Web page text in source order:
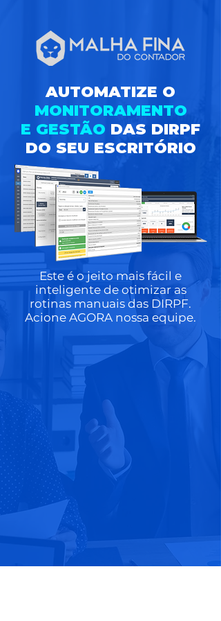
AUTOMATIZE O
MONITORAMENTO
E GESTÃO DAS DIRPF
DO SEU ESCRITÓRIO
Este é o jeito mais fácil e
inteligente de otimizar as
rotinas manuais das DIRPF.
Acione AGORA nossa equipe.